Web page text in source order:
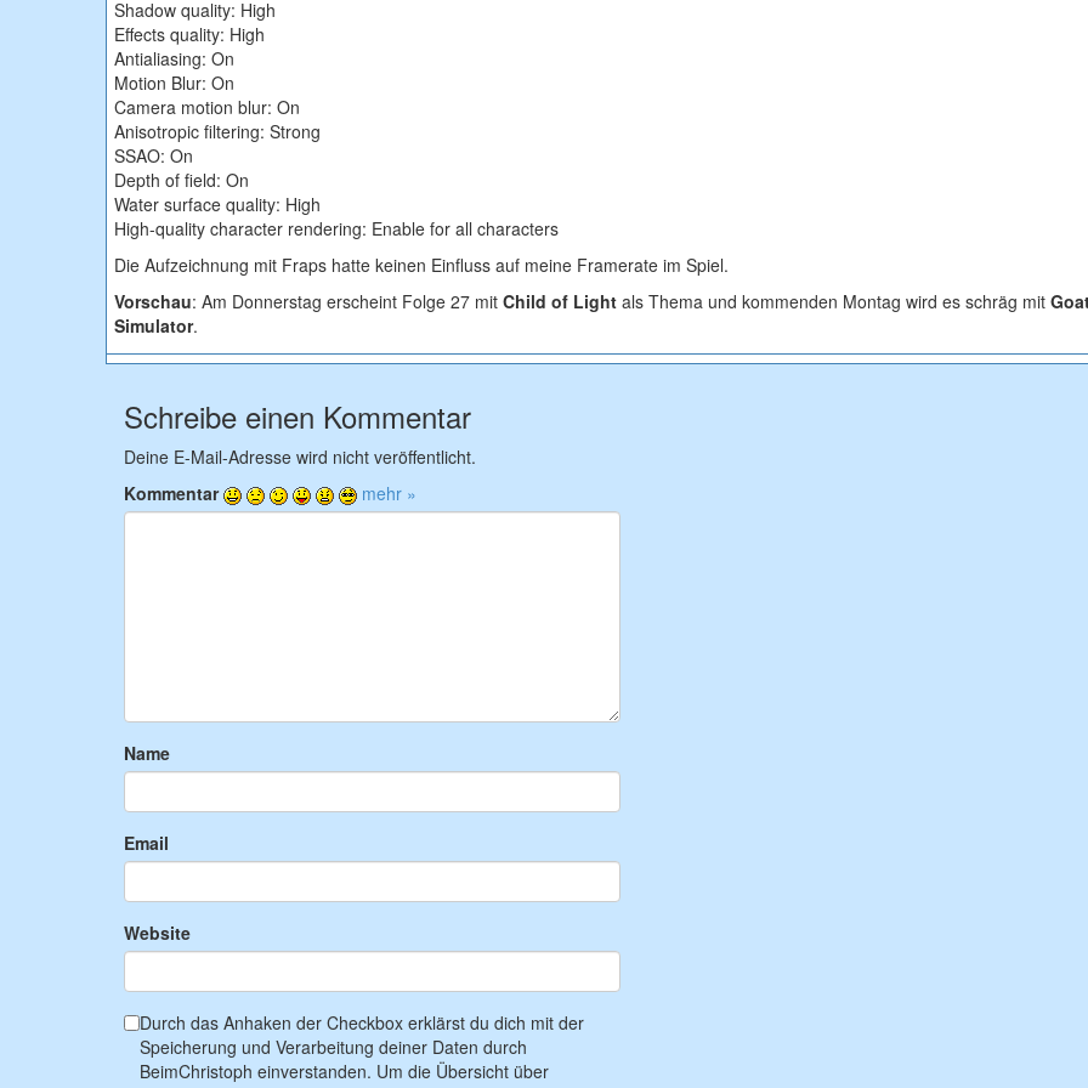
Shadow quality: High
Effects quality: High
Antialiasing: On
Motion Blur: On
Camera motion blur: On
Anisotropic filtering: Strong
SSAO: On
Depth of field: On
Water surface quality: High
High-quality character rendering: Enable for all characters
Die Aufzeichnung mit Fraps hatte keinen Einfluss auf meine Framerate im Spiel.
Vorschau: Am Donnerstag erscheint Folge 27 mit Child of Light als Thema und kommenden Montag wird es schräg mit
Simulator.
Schreibe einen Kommentar
Deine E-Mail-Adresse wird nicht veröffentlicht.
Kommentar
mehr »
Name
Email
Website
Durch das Anhaken der Checkbox erklärst du dich mit der
Speicherung und Verarbeitung deiner Daten durch
BeimChristoph einverstanden. Um die Übersicht über